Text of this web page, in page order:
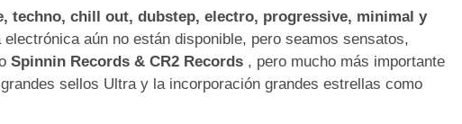
techno, chill out, dubstep, electro, progressive, minimal y
aún no están disponible, pero seamos sensatos,
Spinnin Records & CR2 Records , pero mucho más importante
sellos Ultra y la incorporación grandes estrellas como